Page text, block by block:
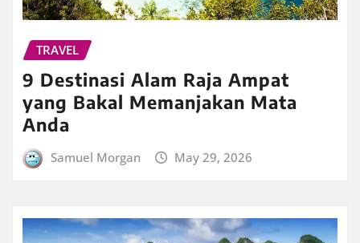
TRAVEL
9 Destinasi Alam Raja Ampat
yang Bakal Memanjakan Mata
Anda
Samuel Morgan May 29, 2026